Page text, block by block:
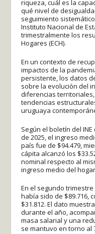
riqueza, cuál es la
qué nivel de
seguimiento
Instituto Nacional de
trimestralmente los
Hogares (ECH).
En un contexto de
impactos de la
persistente, los datos
sobre la evolución del
diferencias
tendencias
uruguaya
Según el boletín del
de 2025, el ingreso
país fue de $94.479,
cápita alcanzó los
nominal respecto al
ingreso medio del
En el segundo
había sido de $89.716,
$31.812. El dato
durante el año,
masa salarial y una
se mantuvo en torno al